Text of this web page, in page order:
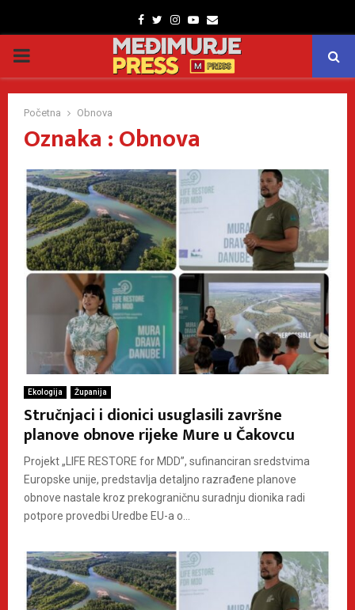
Facebook
TwitterInstagram
Youtube
Email
PRIMARY
MENU
Početna Obnova
Oznaka : Obnova
Ekologija Županija
Stručnjaci i dionici usuglasili završne
planove obnove rijeke Mure u Čakovcu
Projekt „LIFE RESTORE for MDD”, sufinanciran sredstvima
Europske unije, predstavlja detaljno razrađene planove
obnove nastale kroz prekograničnu suradnju dionika radi
potpore provedbi Uredbe EU-a o...